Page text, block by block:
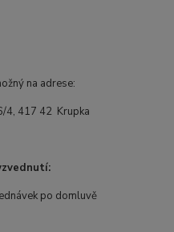
na adrese:
4, 417 42 Krupka
po domluvě